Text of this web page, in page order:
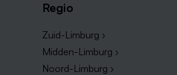
Regio
Zuid-Limburg ›
Midden-Limburg ›
Noord-Limburg ›